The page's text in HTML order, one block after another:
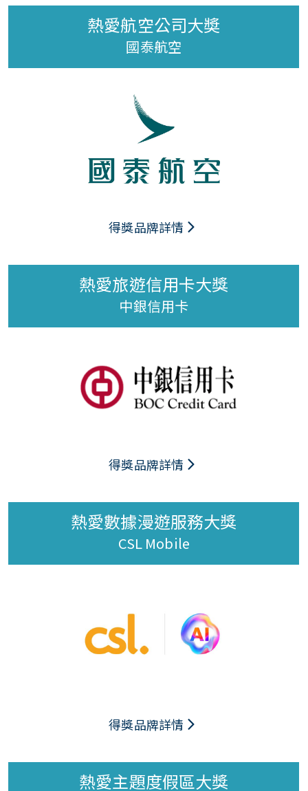
熱愛航空公司大奬
國泰航空
得獎品牌詳情
熱愛旅遊信用卡大獎
中銀信用卡
得獎品牌詳情
熱愛數據漫遊服務大獎
CSL Mobile
得獎品牌詳情
熱愛主題度假區大獎